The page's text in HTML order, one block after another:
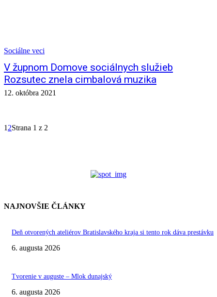
Sociálne veci
V župnom Domove sociálnych služieb
Rozsutec znela cimbalová muzika
12. októbra 2021
1 2Strana 1 z 2
NAJNOVŠIE ČLÁNKY
Deň otvorených ateliérov Bratislavského kraja si tento rok dáva prestávku
6. augusta 2026
Tvorenie v auguste – Mlok dunajský
6. augusta 2026